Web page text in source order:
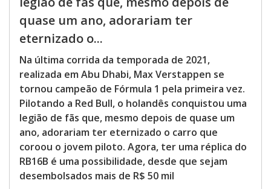
quase um ano, adorariam ter
eternizado o...
Na última corrida da temporada de 2021,
realizada em Abu Dhabi, Max Verstappen se
tornou campeão de Fórmula 1 pela primeira vez.
Pilotando a Red Bull, o holandês conquistou uma
legião de fãs que, mesmo depois de quase um
ano, adorariam ter eternizado o carro que
coroou o jovem piloto. Agora, ter uma réplica do
RB16B é uma possibilidade, desde que sejam
desembolsados mais de R$ 50 mil